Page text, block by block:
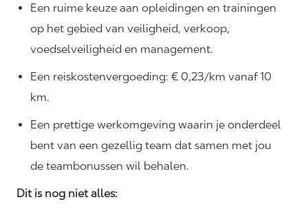
Een ruime keuze aan opleidingen en trainingen
op het gebied van veiligheid, verkoop,
voedselveiligheid en management.
Een reiskostenvergoeding: € 0,23/km vanaf 10
km.
Een prettige werkomgeving waarin je onderdeel
bent van een gezellig team dat samen met jou
de teambonussen wil behalen.
Dit is nog niet alles: